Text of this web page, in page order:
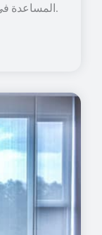
المساعدة في أسرع وقت ممكن من قبل الفنيين لدينا.